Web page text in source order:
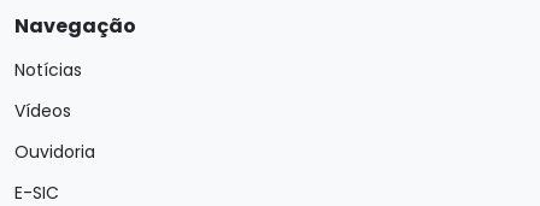
Navegação
Notícias
Vídeos
Ouvidoria
E-SIC